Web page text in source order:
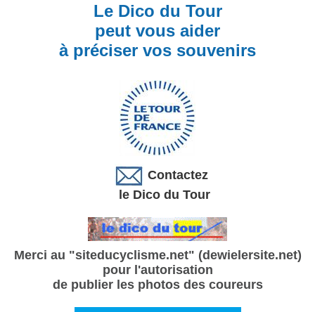
Le Dico du Tour
peut vous aider
à préciser vos souvenirs
Contactez
le Dico du Tour
Merci au "siteducyclisme.net" (dewielersite.net)
pour l'autorisation
de publier les photos des coureurs